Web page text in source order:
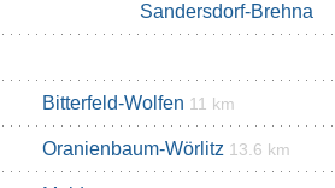
Sandersdorf-Brehna
Bitterfeld-Wolfen 11 km
Oranienbaum-Wörlitz 13.6 km